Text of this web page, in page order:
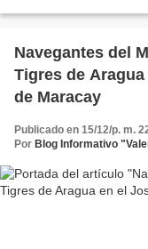
Navegantes del
Tigres de
de Maracay
Publicado en 15/12/p. m.
Por Blog Informativo